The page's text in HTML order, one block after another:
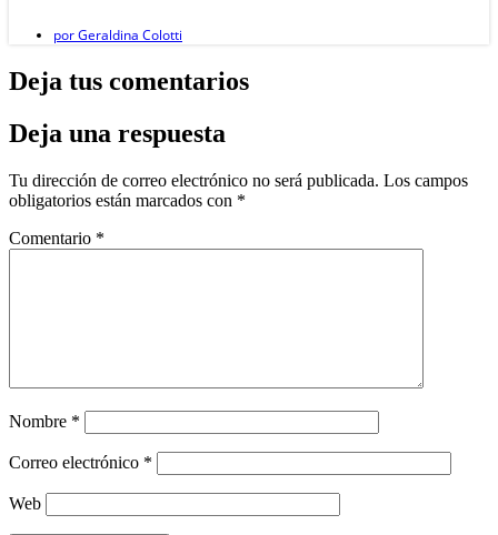
porGeraldina Colotti
Deja tus comentarios
Deja una respuesta
Tu dirección de correo electrónico no será publicada. Los campos
obligatorios están marcados con *
Comentario *
Nombre *
Correo electrónico *
Web